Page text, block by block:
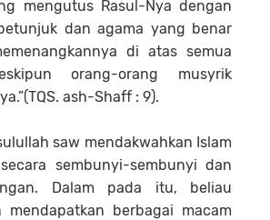
mengutus Rasul-Nya dengan
dan agama yang benar
di atas semua
orang-orang musyrik
ash-Shaff : 9).
saw mendakwahkan Islam
sembunyi-sembunyi dan
Dalam pada itu, beliau
mendapatkan berbagai macam